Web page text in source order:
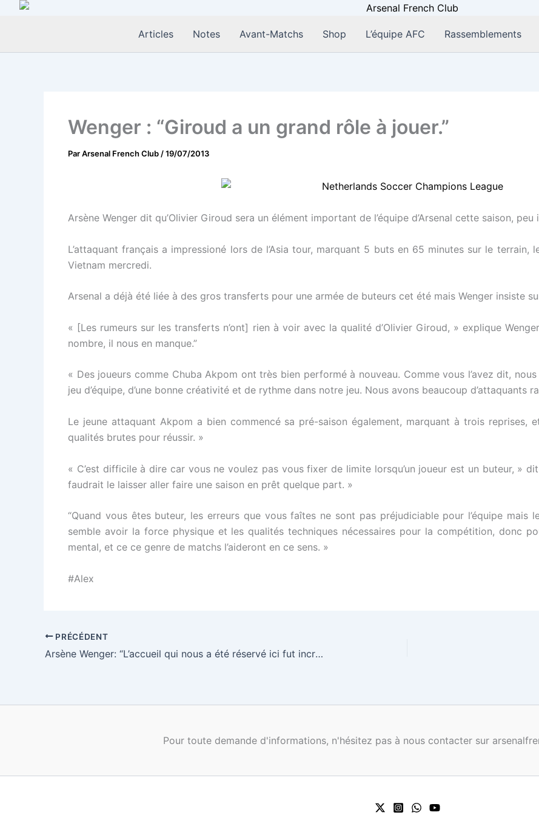
Aller
Articles Notes Avant-Matchs Shop L’équipe AFC Rassemblements
Wenger : “Giroud a un grand rôle à jouer.”
ParArsenal French Club /19/07/2013
Arsène Wenger dit qu’Olivier Giroud sera un élément important de l’équipe d’Arsenal cette saison,
L’attaquant français a impressioné lors de l’Asia tour, marquant 5 buts en 65 minutes sur le
Vietnam mercredi.
Arsenal a déjà été liée à des gros transferts pour une armée de buteurs cet été mais Wenger insiste
« [Les rumeurs sur les transferts n’ont] rien à voir avec la qualité d’Olivier Giroud, » explique
nombre, il nous en manque.”
« Des joueurs comme Chuba Akpom ont très bien performé à nouveau. Comme vous l’avez dit,
jeu d’équipe, d’une bonne créativité et de rythme dans notre jeu. Nous avons beaucoup d’attaquants
Le jeune attaquant Akpom a bien commencé sa pré-saison également, marquant à trois reprises,
qualités brutes pour réussir. »
« C’est difficile à dire car vous ne voulez pas vous fixer de limite lorsqu’un joueur est un buteur, »
faudrait le laisser aller faire une saison en prêt quelque part. »
“Quand vous êtes buteur, les erreurs que vous faîtes ne sont pas préjudiciable pour l’équipe
semble avoir la force physique et les qualités techniques nécessaires pour la compétition, donc
mental, et ce ce genre de matchs l’aideront en ce sens. »
#Alex
PRÉCÉDENT
Arsène Wenger: “L’accueil qui nous a été réservé ici fut incroyable.”
Pour toute demande d'informations, n'hésitez pas à nous contacter sur